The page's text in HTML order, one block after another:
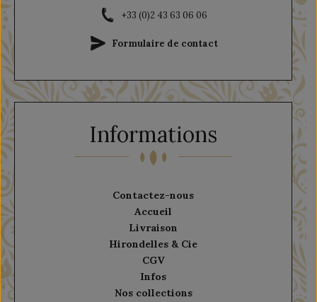
Informations
Contactez-nous
Accueil
Livraison
Hirondelles & Cie
CGV
Infos
Nos collections
+33 (0)2 43 63 06 06
Formulaire de contact